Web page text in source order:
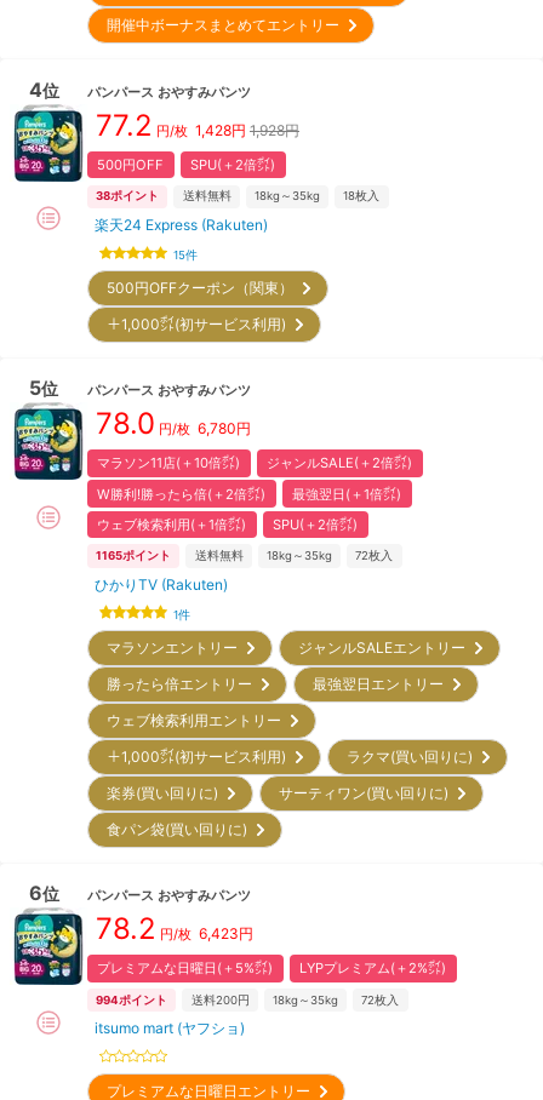
開催中ボーナスまとめてエントリー
4位 パンパース おやすみパンツ
77.2 円/枚 1,428円 1,928円
500円OFF SPU(＋2倍㌽)
38ポイント 送料無料 18kg～35kg 18枚入
楽天24 Express (Rakuten)
15件
500円OFFクーポン（関東）
＋1,000㌽(初サービス利用)
5位 パンパース おやすみパンツ
78.0 円/枚 6,780円
マラソン11店(＋10倍㌽)
ジャンルSALE(＋2倍㌽)
W勝利!勝ったら倍(＋2倍㌽)
最強翌日(＋1倍㌽)
ウェブ検索利用(＋1倍㌽)
SPU(＋2倍㌽)
1165ポイント 送料無料 18kg～35kg 72枚入
ひかりTV (Rakuten)
1件
マラソンエントリー
ジャンルSALEエントリー
勝ったら倍エントリー
最強翌日エントリー
ウェブ検索利用エントリー
＋1,000㌽(初サービス利用)
ラクマ(買い回りに)
楽券(買い回りに)
サーティワン(買い回りに)
食パン袋(買い回りに)
6位 パンパース おやすみパンツ
78.2 円/枚 6,423円
プレミアムな日曜日(＋5%㌽) LYPプレミアム(＋2%㌽)
994ポイント 送料200円 18kg～35kg 72枚入
itsumo mart (ヤフショ)
プレミアムな日曜日エントリー